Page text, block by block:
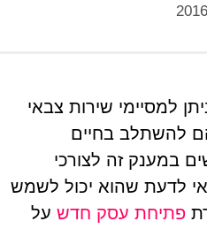
למסיימי שירות צבאי
להשתלב בחיים
במענק זה לצורכי
לדעת שהוא יכול לשמש
פתיחת עסק חדשעל